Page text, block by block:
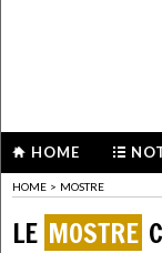
HOME
HOME > MOSTRE
LE MOSTRE